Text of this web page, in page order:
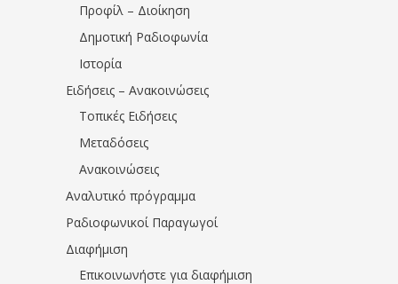
Προφίλ – Διοίκηση
Δημοτική Ραδιοφωνία
Ιστορία
Ειδήσεις – Ανακοινώσεις
Τοπικές Ειδήσεις
Μεταδόσεις
Ανακοινώσεις
Αναλυτικό πρόγραμμα
Ραδιοφωνικοί Παραγωγοί
Διαφήμιση
Επικοινωνήστε για διαφήμιση